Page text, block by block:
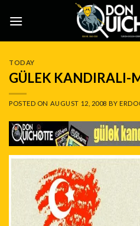
TODAY
GÜLEK KANDIRALI-
POSTED ON AUGUST 12, 2008 BY